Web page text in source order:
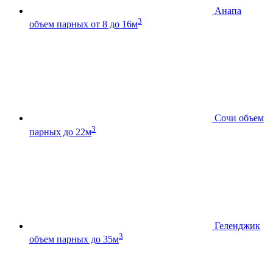
Анапа
объем парных от 8 до 16м3
Сочи объем
парных до 22м3
Геленджик
объем парных до 35м3